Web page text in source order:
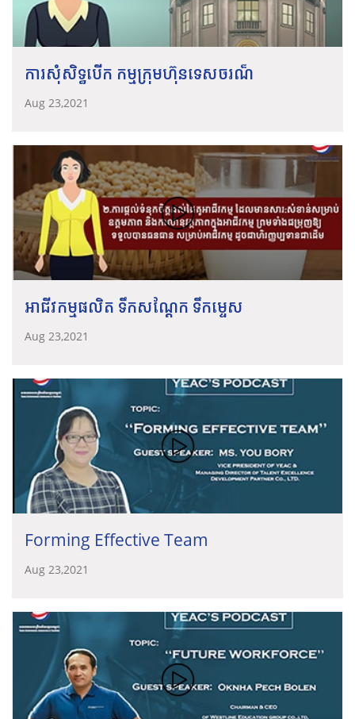
ការសុំសិទ្ធបើក កម្មក្រុមហ៊ុនទេសចរណ៏
Aug 23,2021
អាជីវកម្មផលិត ទឹកសណ្តែក ទឹកម្ទេស
Aug 23,2021
Forming Effective Team
Aug 23,2021